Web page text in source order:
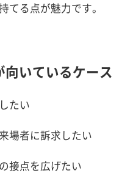
てる点が魅力です。
いているケース
たい
場者に訴求したい
接点を広げたい